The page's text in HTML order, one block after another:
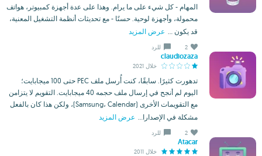
المهام - كل شيء على ما يرام. وهذا على عدة أجهزة كمبيوتر، هواتف
محمولة، وأجهزة لوحية. حسنًا - مع تحديثات أنظمة التشغيل المعنية،
قد يكون ...
عرض المزيد
2 للرد
claudiozaza
خلال 2021
تدهورت كثيرًا. سابقًا، كنت أُرسل ملف PEC حتى 100 ميجابايت؛
اليوم لم أنجح في إرسال ملف حجمه 40 ميجابايت. التقويم لا يتزامن
مع التقويمات الأخرى (Samsung، Calendar)، ولكن هذا كان بالفعل
مشكلة في الإصدارا...
عرض المزيد
2 للرد
Atacar
خلال 2011